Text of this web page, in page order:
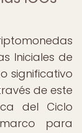
Iniciales de
significativo
de este
del Ciclo
para